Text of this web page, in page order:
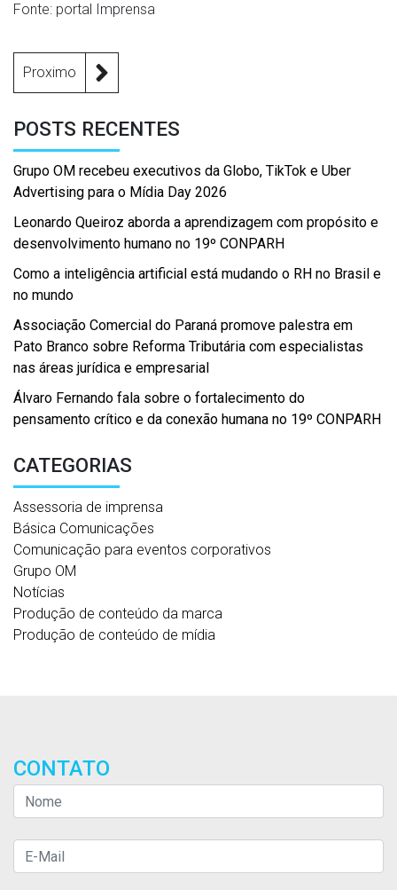
Fonte: portal Imprensa
Proximo
POSTS RECENTES
Grupo OM recebeu executivos da Globo, TikTok e Uber
Advertising para o Mídia Day 2026
Leonardo Queiroz aborda a aprendizagem com propósito e
desenvolvimento humano no 19º CONPARH
Como a inteligência artificial está mudando o RH no Brasil e
no mundo
Associação Comercial do Paraná promove palestra em
Pato Branco sobre Reforma Tributária com especialistas
nas áreas jurídica e empresarial
Álvaro Fernando fala sobre o fortalecimento do
pensamento crítico e da conexão humana no 19º CONPARH
CATEGORIAS
Assessoria de imprensa
Básica Comunicações
Comunicação para eventos corporativos
Grupo OM
Notícias
Produção de conteúdo da marca
Produção de conteúdo de mídia
CONTATO